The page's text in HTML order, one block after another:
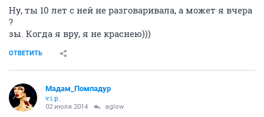
Ну, ты 10 лет с ней не разговаривала, а может я вчера
?
зы. Когда я вру, я не краснею)))
ОТВЕТИТЬ
Мадам_Помпадур
v.i.p.
02 июля 2014 aglow